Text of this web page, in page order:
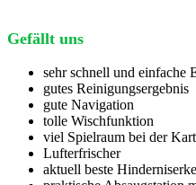
Gefällt uns
sehr schnell und einfache
gutes Reinigungsergebnis
gute Navigation
tolle Wischfunktion
viel Spielraum bei der
Lufterfrischer
aktuell beste